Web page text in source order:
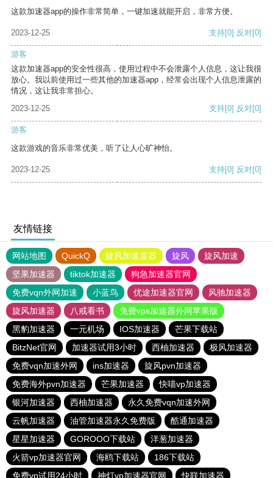
这款加速器app的操作非常简单，一键加速就能开启，非常方便。
2023-12-25 支持[0] 反对[0]
游客
这款加速器app的安全性很高，使用过程中不会泄露个人信息，这让我很
放心。我以前使用过一些其他的加速器app，经常会出现个人信息泄露的
情况，这让我非常担心。
2023-12-25
支持[0] 反对[0]
游客
这款游戏的音乐非常优美，听了让人心旷神怡。
2023-12-25 支持[0] 反对[0]
友情链接
网站地图 QuickQ 旋风加速度器 旋风
旋风加速
坚果加速器
tiktok加速器
狗急加速器官网
免费vqn外网加速
小蓝鸟 优途加速器官网
风驰加速器
旋风加速器
八戒看书
免费vps加速器外网苹果版
黑豹加速器
一元机场 IOS加速器
芒果下载站
BitzNet官网
加速器试用3小时 西柚加速器
极风加速器
免费vqn加速外网
ins加速器
旋风pvn加速器
免费海外pvn加速器
芒果加速器
快喵vp加速器
银河加速器
西柚加速器
永久免费vqn加速外网
云帆加速器
油管加速器永久免费版
酷通加速器
星星加速器
GOROOO下载站
洋葱加速器
火箭vp加速器官网
海鸥下载站
186下载站
免费vp试用24小时
神灯vp加速器官网 快联加速器